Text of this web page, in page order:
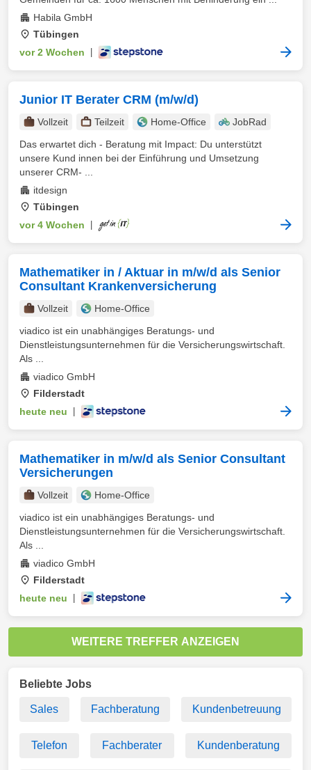
Habila GmbH
Tübingen
vor 2 Wochen
Junior IT Berater CRM (m/w/d)
Vollzeit Teilzeit Home-Office
JobRad
Das erwartet dich - Beratung mit Impact: Du unterstützt
unsere Kund innen bei der Einführung und Umsetzung
unserer CRM- ...
itdesign
Tübingen
vor 4 Wochen
Mathematiker in / Aktuar in m/w/d als Senior
Consultant Krankenversicherung
Vollzeit
Home-Office
viadico ist ein unabhängiges Beratungs- und
Dienstleistungsunternehmen für die Versicherungswirtschaft.
Als ...
viadico GmbH
Filderstadt
heute neu
Mathematiker in m/w/d als Senior Consultant
Versicherungen
Vollzeit
Home-Office
viadico ist ein unabhängiges Beratungs- und
Dienstleistungsunternehmen für die Versicherungswirtschaft.
Als ...
viadico GmbH
Filderstadt
heute neu
WEITERE TREFFER ANZEIGEN
Beliebte Jobs
Sales Fachberatung Kundenbetreuung
Telefon Fachberater Kundenberatung